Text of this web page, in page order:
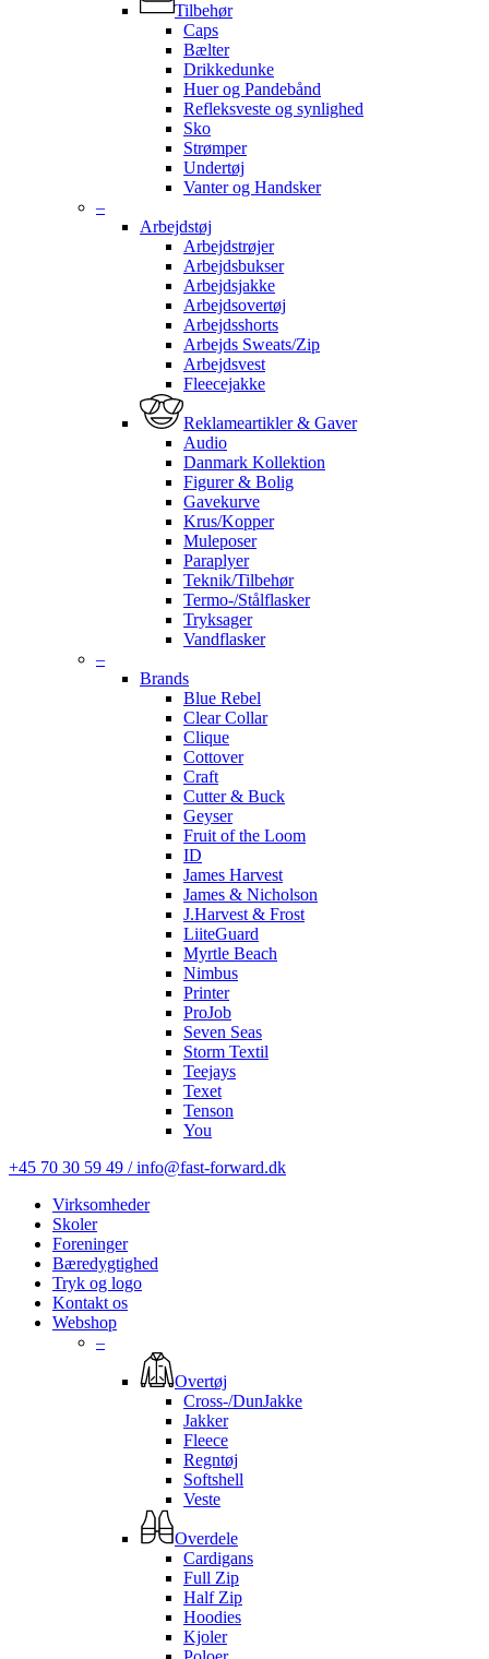
Tilbehør
Caps
Bælter
Drikkedunke
Huer og Pandebånd
Refleksveste og synlighed
Sko
Strømper
Undertøj
Vanter og Handsker
–
Arbejdstøj
Arbejdstrøjer
Arbejdsbukser
Arbejdsjakke
Arbejdsovertøj
Arbejdsshorts
Arbejds Sweats/Zip
Arbejdsvest
Fleecejakke
Reklameartikler & Gaver
Audio
Danmark Kollektion
Figurer & Bolig
Gavekurve
Krus/Kopper
Muleposer
Paraplyer
Teknik/Tilbehør
Termo-/Stålflasker
Tryksager
Vandflasker
–
Brands
Blue Rebel
Clear Collar
Clique
Cottover
Craft
Cutter & Buck
Geyser
Fruit of the Loom
ID
James Harvest
James & Nicholson
J.Harvest & Frost
LiiteGuard
Myrtle Beach
Nimbus
Printer
ProJob
Seven Seas
Storm Textil
Teejays
Texet
Tenson
You
+45 70 30 59 49 / info@fast-forward.dk
Virksomheder
Skoler
Foreninger
Bæredygtighed
Tryk og logo
Kontakt os
Webshop
–
Overtøj
Cross-/DunJakke
Jakker
Fleece
Regntøj
Softshell
Veste
Overdele
Cardigans
Full Zip
Half Zip
Hoodies
Kjoler